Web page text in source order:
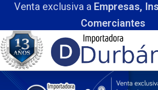
Venta exclusiva aEmpresas,
Comerciantes